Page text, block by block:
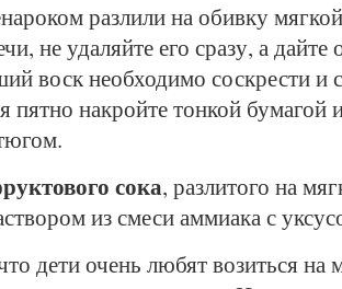
разлили на обивку
не удаляйте его сразу, а дайте
воск необходимо соскрести и
пятно накройте тонкой бумагой
сока, разлитого на
из смеси аммиака с
дети очень любят возиться на